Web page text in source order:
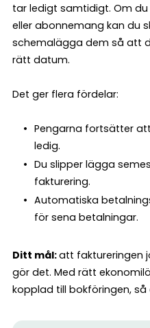
tar ledigt samtidigt. Om
eller abonnemang kan du
schemalägga dem så att
rätt datum.
Det ger flera fördelar:
Pengarna fortsätter
ledig.
Du slipper lägga
fakturering.
Automatiska
för sena betalningar.
Ditt mål:att faktureringen
gör det. Med rätt
kopplad till bokföringen,